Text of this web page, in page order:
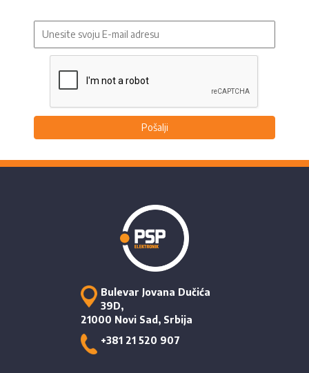
Pošalji
Bulevar Jovana Dučića
39D,
21000 Novi Sad, Srbija
+381 21 520 907